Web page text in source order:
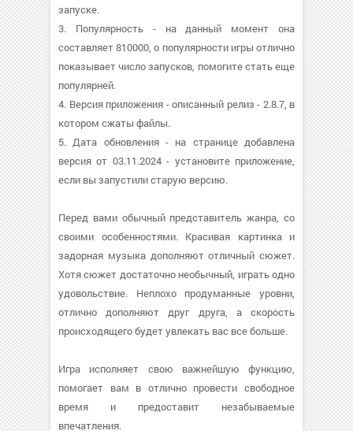
запуске.
3. Популярность - на данный момент она
составляет 810000, о популярности игры отлично
показывает число запусков, помогите стать еще
популярней.
4. Версия приложения - описанный релиз - 2.8.7, в
котором сжаты файлы.
5. Дата обновления - на странице добавлена
версия от 03.11.2024 - установите приложение,
если вы запустили старую версию.
Перед вами обычный представитель жанра, со
своими особенностями. Красивая картинка и
задорная музыка дополняют отличный сюжет.
Хотя сюжет достаточно необычный, играть одно
удовольствие. Неплохо продуманные уровни,
отлично дополняют друг друга, а скорость
происходящего будет увлекать вас все больше.
Игра исполняет свою важнейшую функцию,
помогает вам в отлично провести свободное
время и предоставит незабываемые
впечатления.